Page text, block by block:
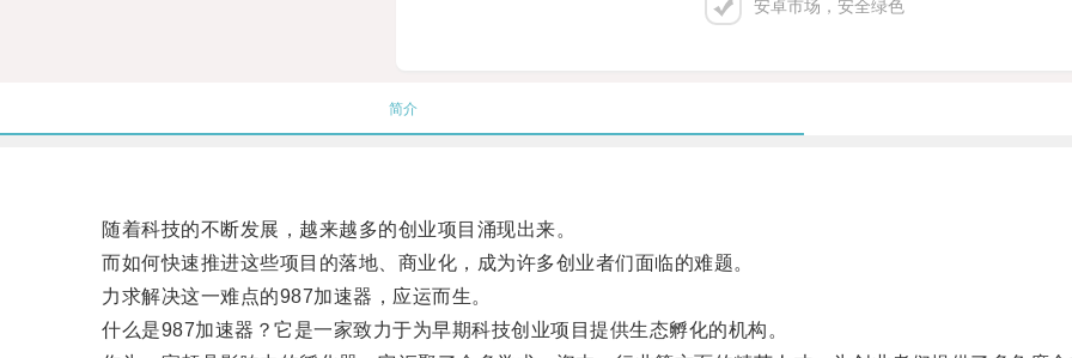
安卓市场，安全绿色
简介
随着科技的不断发展，越来越多的创业项目涌现出来。
而如何快速推进这些项目的落地、商业化，成为许多创业者们面临的难题。
力求解决这一难点的987加速器，应运而生。
什么是987加速器？它是一家致力于为早期科技创业项目提供生态孵化的机构。